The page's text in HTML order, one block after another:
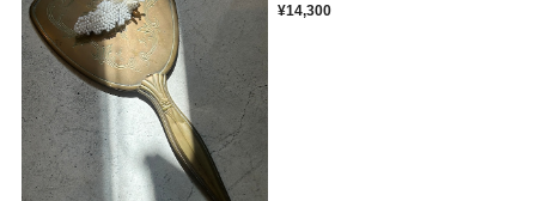
¥14,300